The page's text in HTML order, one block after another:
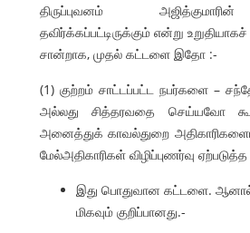
திருப்புவனம்
தவிர்க்கப்பட்டிருக்கும் என்று
சான்றாக, முதல் கட்டளை இதோ :-
(1) குற்றம் சாட்டப்பட்ட நபர்களை –
அல்லது சித்தரவதை செய்யவோ
அனைத்துக் காவல்துறை
மேல்அதிகாரிகள் விழிப்புணர்வு
இது பொதுவான கட்டளை.
மிகவும் குறிப்பானது.-